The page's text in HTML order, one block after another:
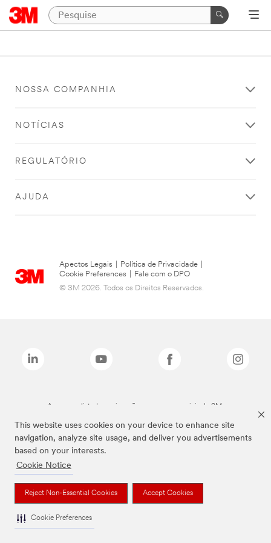
This website uses cookies on your device to enhance site
navigation, analyze site usage, and deliver you advertisements
based on your interests.
Cookie Notice
Reject Non-Essential Cookies Accept Cookies
Cookie Preferences
NOSSA COMPANHIA
NOTÍCIAS
REGULATÓRIO
AJUDA
Apectos Legais Política de Privacidade
Cookie Preferences
Fale com o DPO
© 3M 2026. Todos os Direitos Reservados.
As marcas listadas a cima são marcas comerciais da 3M.